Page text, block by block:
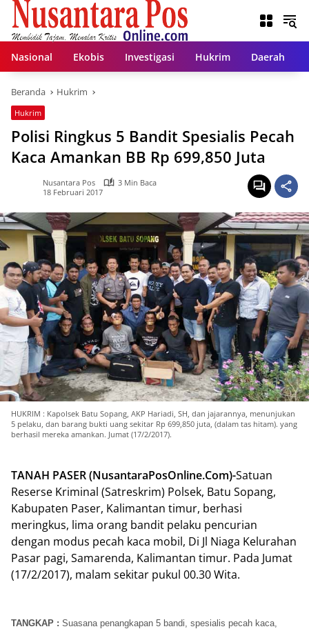
Langsung
konten
Nasional
Ekobis Investigasi Hukrim Daerah
Beranda Hukrim
Hukrim
Polisi Ringkus 5 Bandit Spesialis Pecah
Kaca Amankan BB Rp 699,850 Juta
Nusantara Pos
3 Min Baca
18 Februari 2017
HUKRIM : Kapolsek Batu Sopang, AKP Hariadi, SH, dan jajarannya, menunjukan
5 pelaku, dan barang bukti uang sekitar Rp 699,850 juta, (dalam tas hitam). yang
berhasil mereka amankan. Jumat (17/2/2017).
TANAH PASER (NusantaraPosOnline.Com)-Satuan
Reserse Kriminal (Satreskrim) Polsek, Batu Sopang,
Kabupaten Paser, Kalimantan timur, berhasi
meringkus, lima orang bandit pelaku pencurian
dengan modus pecah kaca mobil, Di Jl Niaga Kelurahan
Pasar pagi, Samarenda, Kalimantan timur. Pada Jumat
(17/2/2017), malam sekitar pukul 00.30 Wita.
TANGKAP : Suasana penangkapan 5 bandi, spesialis pecah kaca,